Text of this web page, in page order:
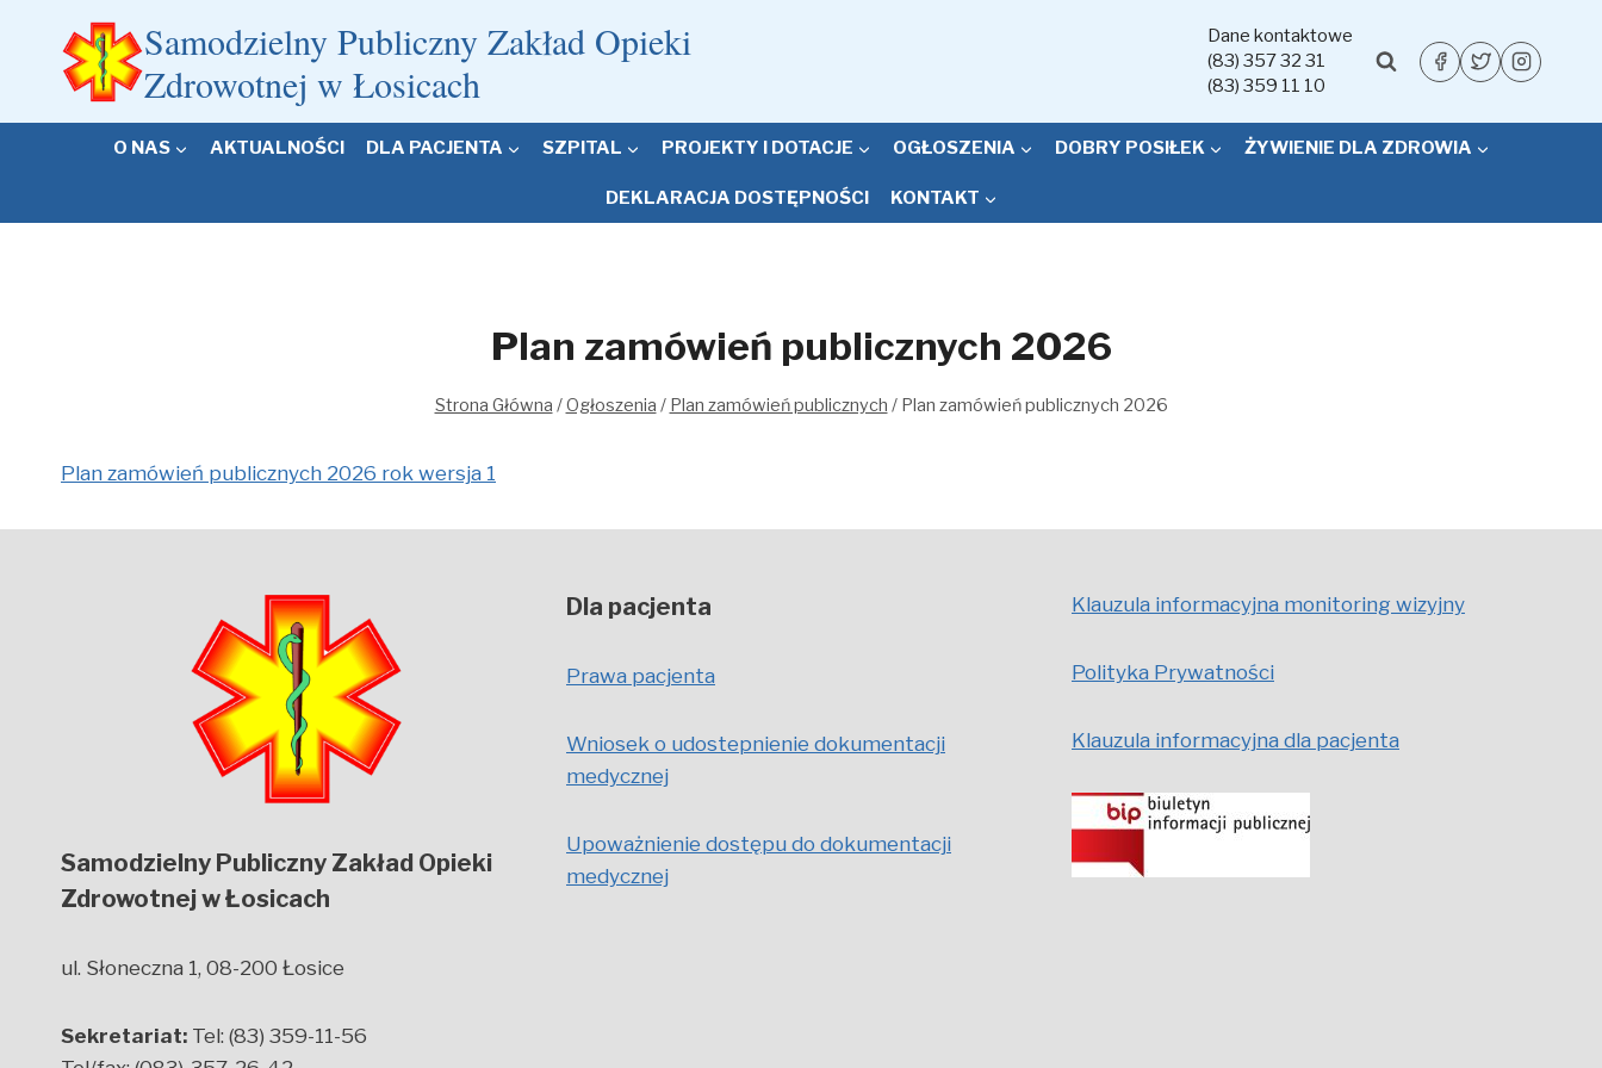
Samodzielny Publiczny Zakład Opieki
Zdrowotnej w Łosicach
Dane kontaktowe
(83) 357 32 31
(83) 359 11 10
O NAS AKTUALNOŚCI DLA PACJENTA SZPITAL PROJEKTY I DOTACJE OGŁOSZENIA DOBRY POSIŁEK ŻYWIENIE DLA ZDROWIA
DEKLARACJA DOSTĘPNOŚCI KONTAKT
Plan zamówień publicznych 2026
Strona Główna /Ogłoszenia / Plan zamówień publicznych / Plan zamówień publicznych 2026
Plan zamówień publicznych 2026 rok wersja 1
Samodzielny Publiczny Zakład Opieki
Zdrowotnej w Łosicach
ul. Słoneczna 1, 08-200 Łosice
Sekretariat: Tel: (83) 359-11-56
Dla pacjenta
Prawa pacjenta
Wniosek o udostepnienie dokumentacji
medycznej
Upoważnienie dostępu do dokumentacji
medycznej
Klauzula informacyjna monitoring wizyjny
Polityka Prywatności
Klauzula informacyjna dla pacjenta